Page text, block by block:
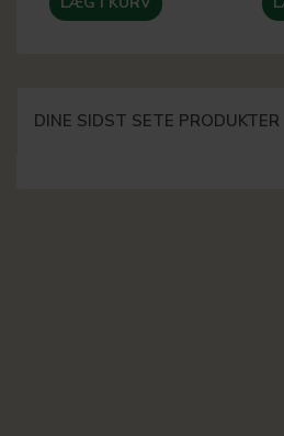
DINE SIDST SETE PRODUKTER